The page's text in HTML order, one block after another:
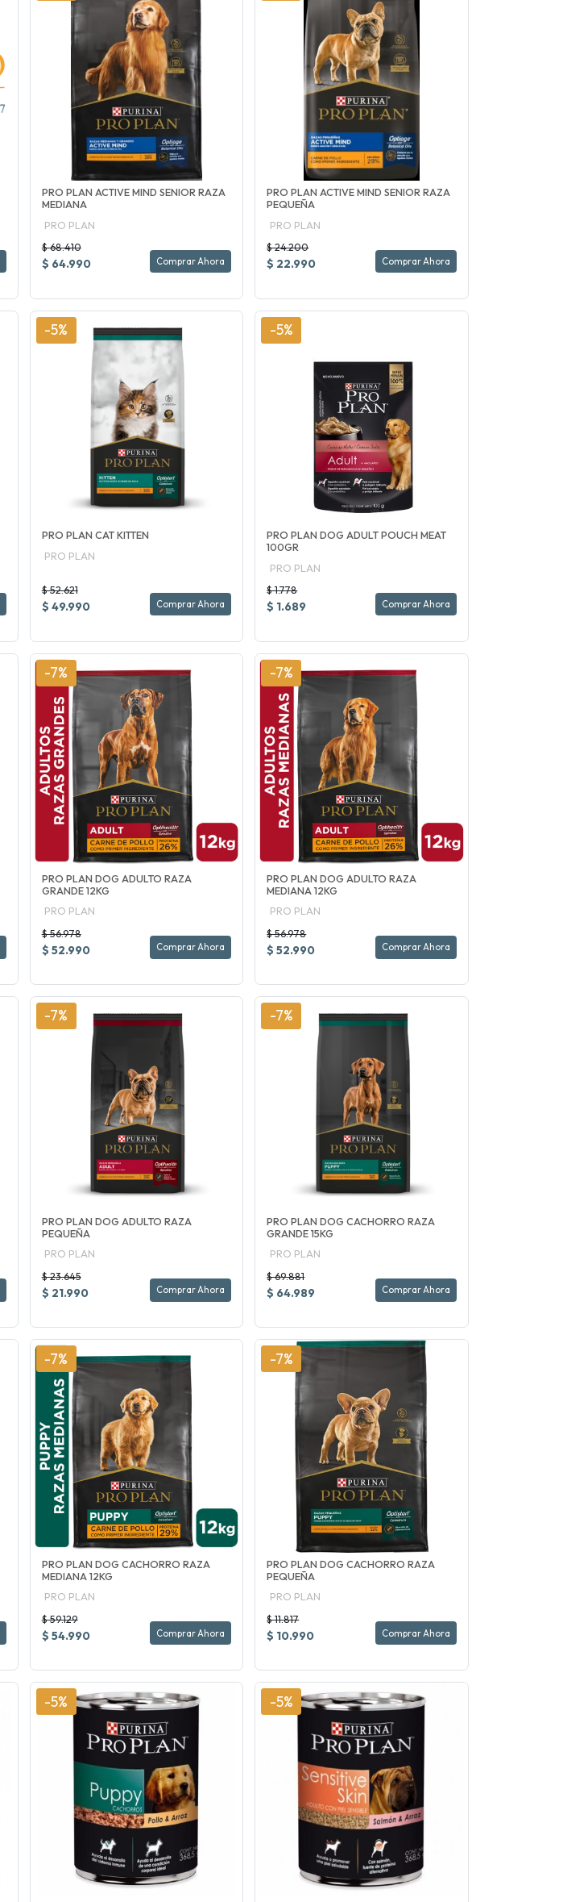
PRO PLAN ACTIVE MIND SENIOR RAZA
MEDIANA
PRO PLAN
$ 68.410
$ 64.990 Comprar Ahora
PRO PLAN ACTIVE MIND SENIOR RAZA
PEQUEÑA
PRO PLAN
$ 24.200
$ 22.990 Comprar Ahora
-5%
PRO PLAN CAT KITTEN
PRO PLAN
$ 52.621
$ 49.990 Comprar Ahora
-5%
PRO PLAN DOG ADULT POUCH MEAT
100GR
PRO PLAN
$ 1.778
$ 1.689 Comprar Ahora
-7%
PRO PLAN DOG ADULTO RAZA
GRANDE 12KG
PRO PLAN
$ 56.978
$ 52.990 Comprar Ahora
-7%
PRO PLAN DOG ADULTO RAZA
MEDIANA 12KG
PRO PLAN
$ 56.978
$ 52.990 Comprar Ahora
-7%
PRO PLAN DOG ADULTO RAZA
PEQUEÑA
PRO PLAN
$ 23.645
$ 21.990 Comprar Ahora
-7%
PRO PLAN DOG CACHORRO RAZA
GRANDE 15KG
PRO PLAN
$ 69.881
$ 64.989 Comprar Ahora
-7%
PRO PLAN DOG CACHORRO RAZA
MEDIANA 12KG
PRO PLAN
$ 59.129
$ 54.990 Comprar Ahora
-7%
PRO PLAN DOG CACHORRO RAZA
PEQUEÑA
PRO PLAN
$ 11.817
$ 10.990 Comprar Ahora
-5% -5%